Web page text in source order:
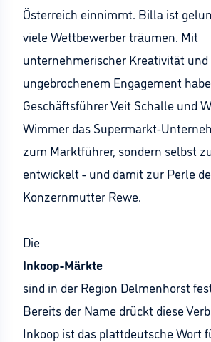
Österreich einnimmt. Billa ist
viele Wettbewerber träumen. Mit
unternehmerischer Kreativität und
ungebrochenem Engagement
Geschäftsführer Veit Schalle und
Wimmer das Supermarkt-
zum Marktführer, sondern selbst
entwickelt - und damit zur Perle
Konzernmutter Rewe.
Die
Inkoop-Märkte
sind in der Region Delmenhorst
Bereits der Name drückt diese
Inkoop ist das plattdeutsche Wort